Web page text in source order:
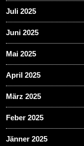
Juli 2025
Juni 2025
Mai 2025
April 2025
März 2025
Feber 2025
Jänner 2025